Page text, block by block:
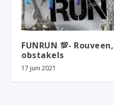
FUNRUN 💯-
obstakels
17 juni 2021